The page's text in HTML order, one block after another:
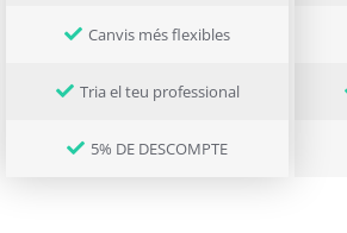
Canvis més flexibles
Tria el teu professional
5% DE DESCOMPTE